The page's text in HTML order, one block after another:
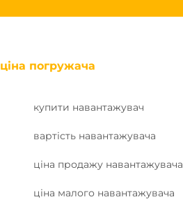
ціна погружача
купити навантажувач
вартість навантажувача
ціна продажу навантажувача
ціна малого навантажувача